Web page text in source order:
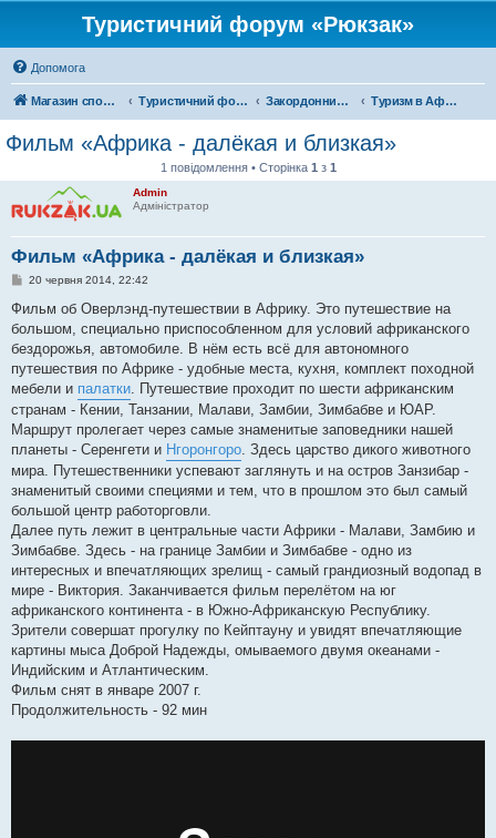
Туристичний форум «Рюкзак»
Допомога
Магазин спорядження Туристичний форум «Рюкзак» Закордонний туризм Туризм в Африці
Фильм «Африка - далёкая и близкая»
1 повідомлення • Сторінка 1 з 1
Admin
Адміністратор
Фильм «Африка - далёкая и близкая»
П
в
д
о
л
е
н
я
20 червня 2014, 22:42
Фильм об Оверлэнд-путешествии в Африку. Это путешествие на
большом, специально приспособленном для условий африканского
бездорожья, автомобиле. В нём есть всё для автономного
путешествия по Африке - удобные места, кухня, комплект походной
мебели и палатки. Путешествие проходит по шести африканским
странам - Кении, Танзании, Малави, Замбии, Зимбабве и ЮАР.
Маршрут пролегает через самые знаменитые заповедники нашей
планеты - Серенгети и Нгоронгоро. Здесь царство дикого животного
мира. Путешественники успевают заглянуть и на остров Занзибар -
знаменитый своими специями и тем, что в прошлом это был самый
большой центр работорговли.
Далее путь лежит в центральные части Африки - Малави, Замбию и
Зимбабве. Здесь - на границе Замбии и Зимбабве - одно из
интересных и впечатляющих зрелищ - самый грандиозный водопад в
мире - Виктория. Заканчивается фильм перелётом на юг
африканского континента - в Южно-Африканскую Республику.
Зрители совершат прогулку по Кейптауну и увидят впечатляющие
картины мыса Доброй Надежды, омываемого двумя океанами -
Индийским и Атлантическим.
Фильм снят в январе 2007 г.
Продолжительность - 92 мин